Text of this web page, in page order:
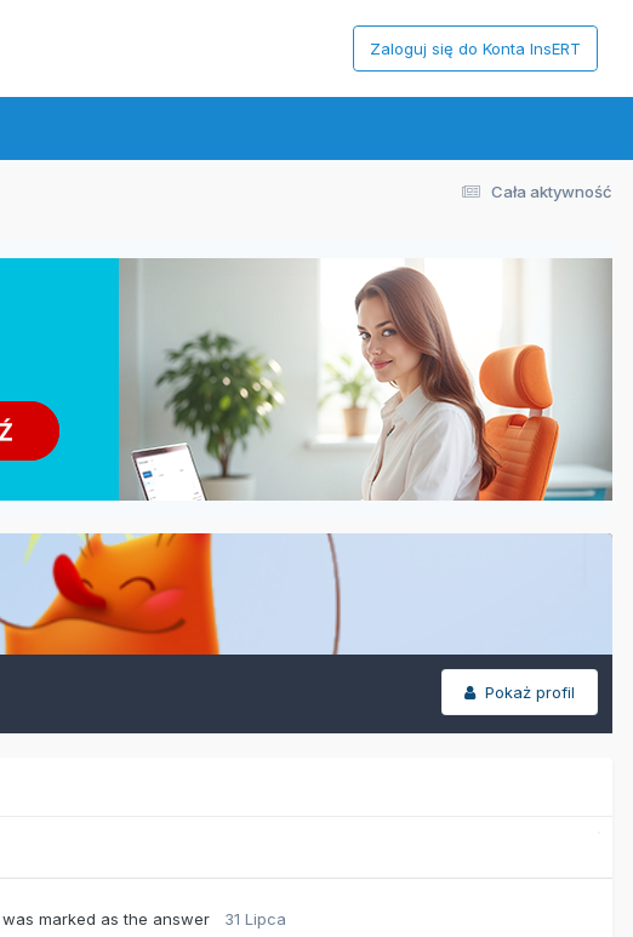
Zaloguj się do Konta InsERT
Cała aktywność
Pokaż profil
was marked as the answer
31 Lipca